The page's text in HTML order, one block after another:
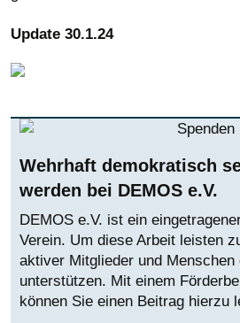
Update 30.1.24
Wehrhaft demokratisch
werden bei DEMOS e.V.
DEMOS e.V. ist ein
Verein. Um diese Arbeit leisten
aktiver Mitglieder und Menschen
unterstützen. Mit einem
können Sie einen Beitrag hierzu